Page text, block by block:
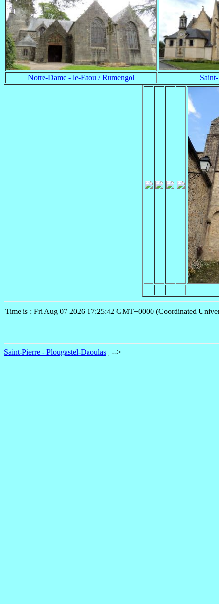
Notre-Dame - le-Faou / Rumengol
- - - -
Time is : Fri Aug 07 2026 17:25:42 GMT+0000 (Coordinated
Saint-Pierre - Plougastel-Daoulas , -->